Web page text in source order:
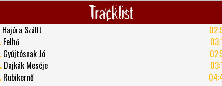
Tracklist
Hajóra Szállt
Felhő
Gyújtósnak Jó
Dajkák Meséje
Rubikernő